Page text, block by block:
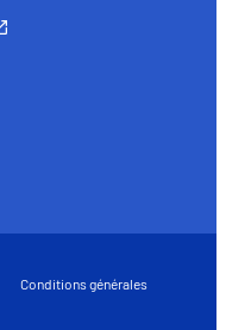
Conditions générales